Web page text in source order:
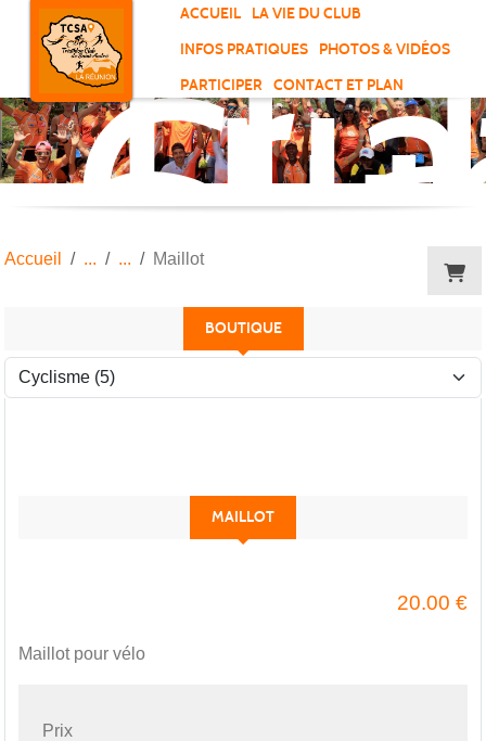
ACCUEIL
LA VIE DU CLUB
INFOS PRATIQUES
PHOTOS & VIDÉOS
PARTICIPER
CONTACT ET PLAN
de
Accueil Maillot
BOUTIQUE
MAILLOT
20.00 €
Maillot pour vélo
Prix
Panneau de gestion des cookies